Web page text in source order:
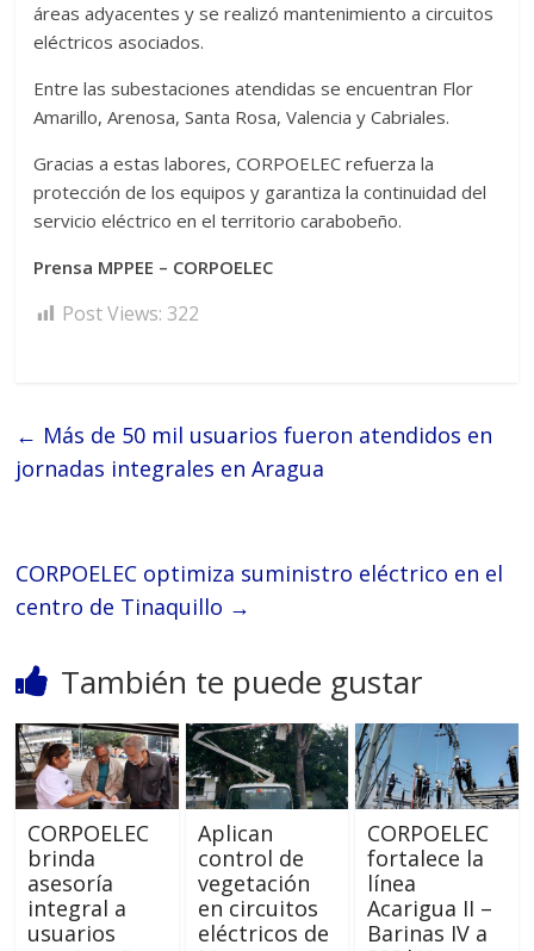
áreas adyacentes y se realizó mantenimiento a circuitos
eléctricos asociados.
Entre las subestaciones atendidas se encuentran Flor
Amarillo, Arenosa, Santa Rosa, Valencia y Cabriales.
Gracias a estas labores, CORPOELEC refuerza la
protección de los equipos y garantiza la continuidad del
servicio eléctrico en el territorio carabobeño.
Prensa MPPEE – CORPOELEC
Post Views: 322
← Más de 50 mil usuarios fueron atendidos en
jornadas integrales en Aragua
CORPOELEC optimiza suministro eléctrico en el
centro de Tinaquillo →
También te puede gustar
CORPOELEC
brinda
asesoría
integral a
usuarios
Aplican
control de
vegetación
en circuitos
eléctricos de
CORPOELEC
fortalece la
línea
Acarigua II –
Barinas IV a